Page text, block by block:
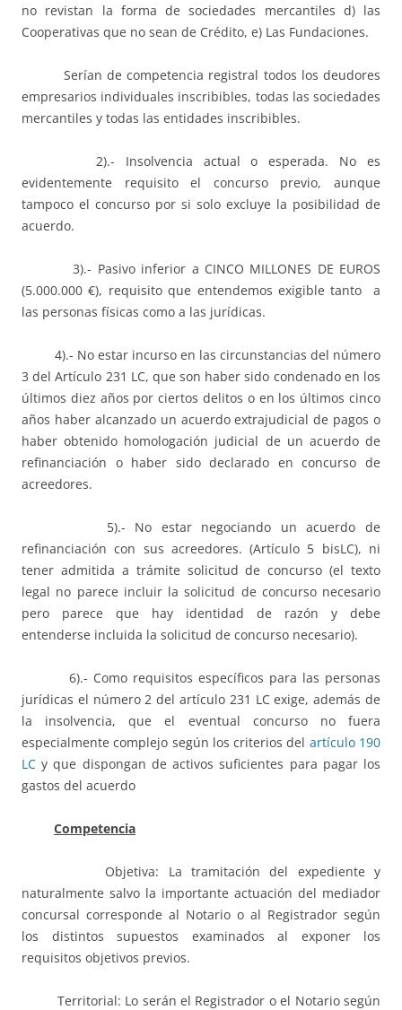
no revistan la forma de sociedades mercantiles d) las
Cooperativas que no sean de Crédito, e) Las Fundaciones.
Serían de competencia registral todos los deudores
empresarios individuales inscribibles, todas las sociedades
mercantiles y todas las entidades inscribibles.
2).- Insolvencia actual o esperada. No es
evidentemente requisito el concurso previo, aunque
tampoco el concurso por si solo excluye la posibilidad de
acuerdo.
3).- Pasivo inferior a CINCO MILLONES DE EUROS
(5.000.000 €), requisito que entendemos exigible tanto a
las personas físicas como a las jurídicas.
4).- No estar incurso en las circunstancias del número
3 del Artículo 231 LC, que son haber sido condenado en los
últimos diez años por ciertos delitos o en los últimos cinco
años haber alcanzado un acuerdo extrajudicial de pagos o
haber obtenido homologación judicial de un acuerdo de
refinanciación o haber sido declarado en concurso de
acreedores.
5).- No estar negociando un acuerdo de
refinanciación con sus acreedores. (Artículo 5 bisLC), ni
tener admitida a trámite solicitud de concurso (el texto
legal no parece incluir la solicitud de concurso necesario
pero parece que hay identidad de razón y debe
entenderse incluida la solicitud de concurso necesario).
6).- Como requisitos específicos para las personas
jurídicas el número 2 del artículo 231 LC exige, además de
la insolvencia, que el eventual concurso no fuera
especialmente complejo según los criterios del artículo 190
LC y que dispongan de activos suficientes para pagar los
gastos del acuerdo
Competencia
Objetiva: La tramitación del expediente y
naturalmente salvo la importante actuación del mediador
concursal corresponde al Notario o al Registrador según
los distintos supuestos examinados al exponer los
requisitos objetivos previos.
Territorial: Lo serán el Registrador o el Notario según